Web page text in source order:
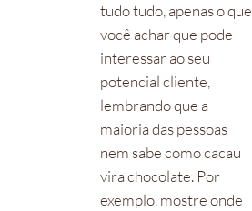
tudo tudo, apenas o que
você achar que pode
interessar ao seu
potencial cliente,
lembrando que a
maioria das pessoas
nem sabe como cacau
vira chocolate. Por
exemplo, mostre onde